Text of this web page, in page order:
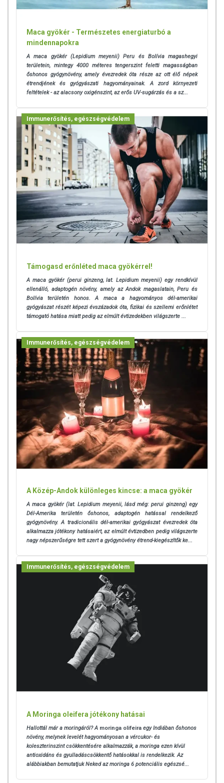
készítményeknek betegséget megelőző vagy gyógyító hatást
A termék nem helyettesíti a kiegyensúlyozott, vegyes étrendet és az
egészséges életmódot! A termék nem gyógyít betegségeket! A termék
nem az orvosi kezelés helyettesítésére alkalmas! Betegség esetén
használatát beszélje meg kezelőorvosával. Az ajánlott napi
fogyasztási mennyiséget ne lépje túl! Ne szedje a készítményt, ha az
összetevők bármelyikére érzékeny vagy allergiás! Kisgyermektől
Maca gyökér - Természetes energiaturbó a
mindennapokra
A maca gyökér (Lepidium meyenii) Peru és Bolívia magashegyi
területein, mintegy 4000 méteres tengerszint feletti magasságban
őshonos gyógynövény, amely évezredek óta része az ott élő népek
étrendjének és gyógyászati hagyományainak. A zord környezeti
feltételek - az alacsony oxigénszint, az erős UV-sugárzás és a sz...
Immunerősítés, egészségvédelem
Támogasd erőnléted maca gyökérrel!
A maca gyökér (perui ginzeng, lat. Lepidium meyenii) egy rendkívül
ellenálló, adaptogén növény, amely az Andok magaslatain, Peru és
Bolívia területén honos. A maca a hagyományos dél-amerikai
gyógyászat részét képezi évszázadok óta, fizikai és szellemi erőnlétet
támogató hatása miatt pedig az elmúlt évtizedekben világszerte ...
Immunerősítés, egészségvédelem
A Közép-Andok különleges kincse: a maca gyökér
A maca gyökér (lat. Lepidium meyenii, lásd még: perui ginzeng) egy
Dél-Amerika területén őshonos, adaptogén hatással rendelkező
gyógynövény. A tradicionális dél-amerikai gyógyászat évezredek óta
alkalmazza jótékony hatásaiért, az elmúlt évtizedben pedig világszerte
nagy népszerűségre tett szert a gyógynövény étrend-kiegészítők ke...
Immunerősítés, egészségvédelem
A Moringa oleifera jótékony hatásai
Hallottál már a moringáról? A moringa olifeira egy Indiában őshonos
növény, melynek levelét hagyományosan a vércukor- és
koleszterinszint csökkentésére alkalmazzák, a moringa ezen kívül
antioxidáns és gyulladáscsökkentő hatásokkal is rendelkezik. Az
alábbiakban bemutatjuk Neked az moringa 6 potenciális egészsé...